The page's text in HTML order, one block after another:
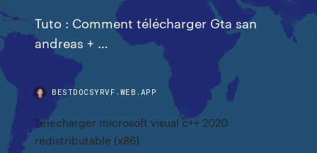
Tuto : Comment télécharger Gta san
andreas + …
BESTDOCSYRVF.WEB.APP
Telecharger microsoft visual c++ 2020
redistributable (x86)